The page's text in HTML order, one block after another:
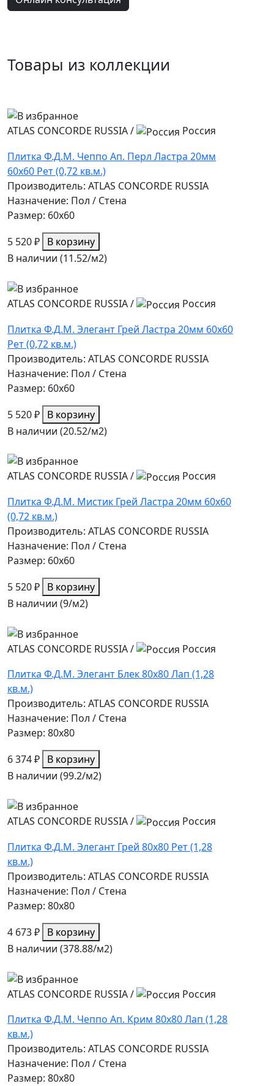
Товары из коллекции
ATLAS CONCORDE RUSSIA/
Россия
Плитка Ф.Д.М. Чеппо Ап. Перл Ластра 20мм
60х60 Рет (0,72 кв.м.)
Производитель: ATLAS CONCORDE RUSSIA
Назначение: Пол / Стена
Размер: 60x60
5 520 ₽ В корзину
В наличии (11.52/м2)
ATLAS CONCORDE RUSSIA/
Россия
Плитка Ф.Д.М. Элегант Грей Ластра 20мм 60х60
Рет (0,72 кв.м.)
Производитель: ATLAS CONCORDE RUSSIA
Назначение: Пол / Стена
Размер: 60x60
5 520 ₽ В корзину
В наличии (20.52/м2)
ATLAS CONCORDE RUSSIA/
Россия
Плитка Ф.Д.М. Мистик Грей Ластра 20мм 60х60
(0,72 кв.м.)
Производитель: ATLAS CONCORDE RUSSIA
Назначение: Пол / Стена
Размер: 60x60
5 520 ₽ В корзину
В наличии (9/м2)
ATLAS CONCORDE RUSSIA/
Россия
Плитка Ф.Д.М. Элегант Блек 80х80 Лап (1,28
кв.м.)
Производитель: ATLAS CONCORDE RUSSIA
Назначение: Пол / Стена
Размер: 80x80
6 374 ₽ В корзину
В наличии (99.2/м2)
ATLAS CONCORDE RUSSIA/
Россия
Плитка Ф.Д.М. Элегант Грей 80х80 Рет (1,28
кв.м.)
Производитель: ATLAS CONCORDE RUSSIA
Назначение: Пол / Стена
Размер: 80x80
4 673 ₽ В корзину
В наличии (378.88/м2)
ATLAS CONCORDE RUSSIA/
Россия
Плитка Ф.Д.М. Чеппо Ап. Крим 80х80 Лап (1,28
кв.м.)
Производитель: ATLAS CONCORDE RUSSIA
Назначение: Пол / Стена
Размер: 80x80